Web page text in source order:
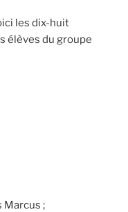
les dix-huit
élèves du groupe
Marcus ;